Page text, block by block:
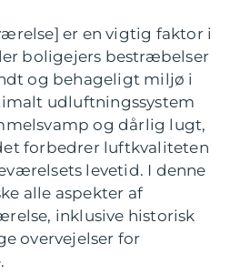
er en vigtig faktor i
boligejers bestræbelser
og behageligt miljø i
udluftningssystem
og dårlig lugt,
forbedrer luftkvaliteten
levetid. I denne
alle aspekter af
inklusive historisk
overvejelser for